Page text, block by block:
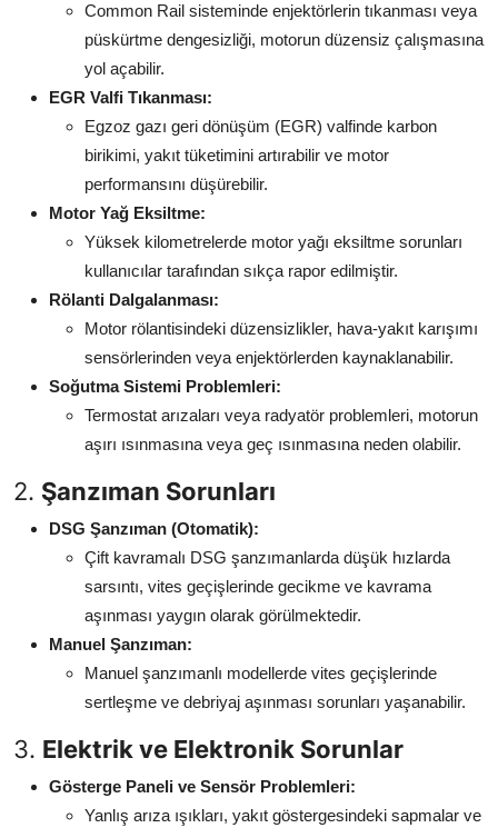
Common Rail sisteminde enjektörlerin tıkanması veya
püskürtme dengesizliği, motorun düzensiz çalışmasına
yol açabilir.
EGR Valfi Tıkanması:
Egzoz gazı geri dönüşüm (EGR) valfinde karbon
birikimi, yakıt tüketimini artırabilir ve motor
performansını düşürebilir.
Motor Yağ Eksiltme:
Yüksek kilometrelerde motor yağı eksiltme sorunları
kullanıcılar tarafından sıkça rapor edilmiştir.
Rölanti Dalgalanması:
Motor rölantisindeki düzensizlikler, hava-yakıt karışımı
sensörlerinden veya enjektörlerden kaynaklanabilir.
Soğutma Sistemi Problemleri:
Termostat arızaları veya radyatör problemleri, motorun
aşırı ısınmasına veya geç ısınmasına neden olabilir.
2. Şanzıman Sorunları
DSG Şanzıman (Otomatik):
Çift kavramalı DSG şanzımanlarda düşük hızlarda
sarsıntı, vites geçişlerinde gecikme ve kavrama
aşınması yaygın olarak görülmektedir.
Manuel Şanzıman:
Manuel şanzımanlı modellerde vites geçişlerinde
sertleşme ve debriyaj aşınması sorunları yaşanabilir.
3. Elektrik ve Elektronik Sorunlar
Gösterge Paneli ve Sensör Problemleri:
Yanlış arıza ışıkları, yakıt göstergesindeki sapmalar ve